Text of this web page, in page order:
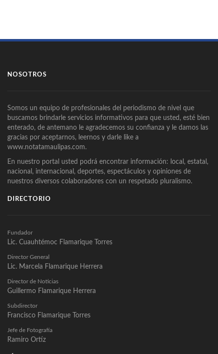
NOSOTROS
Somos un equipo de profesionales del periodismo de nivel que
buscamos brindarle servicios informativos para que usted, esté bien
enterado, de antemano le agradecemos su confianza y le damos las
gracias por aceptarnos, leernos y darle like a
www.notatamaulipas.com.
En nuestro portal usted podrá encontrar información: local, estatal,
nacional, internacional, deportes, espectáculos y opiniones de
nuestros diversos colaboradores con un respetado pluralismo.
DIRECTORIO
Fundador
Lic. Cuauhtémoc Flamarique Torres
Director General
Lic. Marcela Flamarique Herrera
Director de Noticias
Guillermo Flamarique Herrera
Subdirector
Francisco Flamarique Torres
Jefe de Fotografía
Ramiro Ortíz